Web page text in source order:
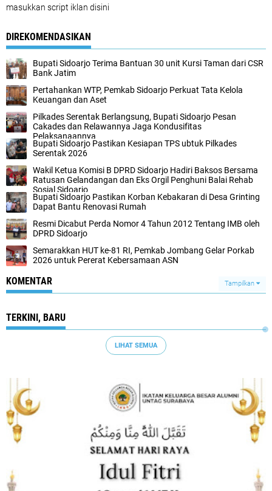
masukkan script iklan disini
DIREKOMENDASIKAN
Bupati Sidoarjo Terima Bantuan 30 unit Kursi Taman dari CSR
Bank Jatim
Pertahankan WTP, Pemkab Sidoarjo Perkuat Tata Kelola
Keuangan dan Aset
Pilkades Serentak Berlangsung, Bupati Sidoarjo Pesan
Cakades dan Relawannya Jaga Kondusifitas
Pelaksanaannya
Bupati Sidoarjo Pastikan Kesiapan TPS ubtuk Pilkades
Serentak 2026
Wakil Ketua Komisi B DPRD Sidoarjo Hadiri Baksos Bersama
Ratusan Gelandangan dan Eks Orgil Penghuni Balai Rehab
Sosial Sidoarjo
Bupati Sidoarjo Pastikan Korban Kebakaran di Desa Grinting
Dapat Bantu Renovasi Rumah
Resmi Dicabut Perda Nomor 4 Tahun 2012 Tentang IMB oleh
DPRD Sidoarjo
Semarakkan HUT ke-81 RI, Pemkab Jombang Gelar Porkab
2026 untuk Pererat Kebersamaan ASN
KOMENTAR Tampilkan
TERKINI, BARU
LIHAT SEMUA